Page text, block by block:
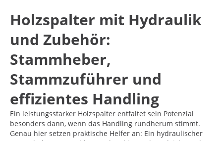
Holzspalter mit Hydraulik
und Zubehör:
Stammheber,
Stammzuführer und
effizientes Handling
Ein leistungsstarker Holzspalter entfaltet sein Potenzial
besonders dann, wenn das Handling rundherum stimmt.
Genau hier setzen praktische Helfer an: Ein hydraulischer